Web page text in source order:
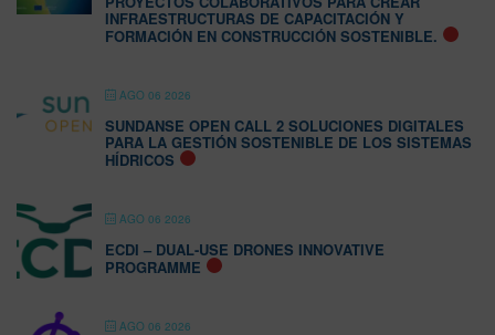
INFRAESTRUCTURAS DE CAPACITACIÓN Y
FORMACIÓN EN CONSTRUCCIÓN SOSTENIBLE.
AGO 06 2026
SUNDANSE OPEN CALL 2 SOLUCIONES DIGITALES
PARA LA GESTIÓN SOSTENIBLE DE LOS SISTEMAS
HÍDRICOS
AGO 06 2026
ECDI – DUAL-USE DRONES INNOVATIVE
PROGRAMME
AGO 06 2026